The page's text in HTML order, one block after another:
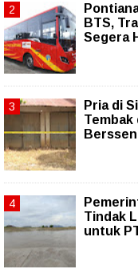
BTS,
Segera
Pria di
Tembak
Tindak
untuk